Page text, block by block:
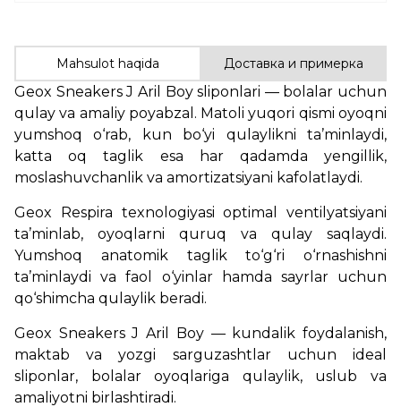
Mahsulot haqida Доставка и примерка
Geox Sneakers J Aril Boy sliponlari — bolalar uchun
qulay va amaliy poyabzal. Matoli yuqori qismi oyoqni
yumshoq o‘rab, kun bo‘yi qulaylikni ta’minlaydi,
katta oq taglik esa har qadamda yengillik,
moslashuvchanlik va amortizatsiyani kafolatlaydi.
Geox Respira texnologiyasi optimal ventilyatsiyani
ta’minlab, oyoqlarni quruq va qulay saqlaydi.
Yumshoq anatomik taglik to‘g‘ri o‘rnashishni
ta’minlaydi va faol o‘yinlar hamda sayrlar uchun
qo‘shimcha qulaylik beradi.
Geox Sneakers J Aril Boy — kundalik foydalanish,
maktab va yozgi sarguzashtlar uchun ideal
sliponlar, bolalar oyoqlariga qulaylik, uslub va
amaliyotni birlashtiradi.